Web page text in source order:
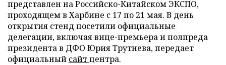
представлен на Российско-Китайском ЭКСПО,
проходящем в Харбине с 17 по 21 мая. В день
открытия стенд посетили официальные
делегации, включая вице-премьера и полпреда
президента в ДФО Юрия Трутнева, передает
официальный сайтцентра.